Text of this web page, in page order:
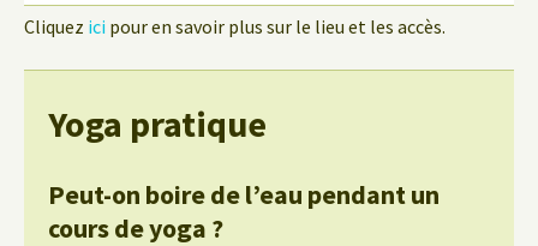
Cliquez ici pour en savoir plus sur le lieu et les accès.
Yoga pratique
Peut-on boire de l’eau pendant un
cours de yoga ?